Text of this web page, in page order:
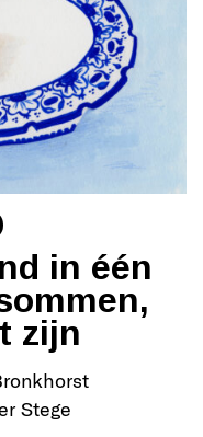
in één
zijn
Stege